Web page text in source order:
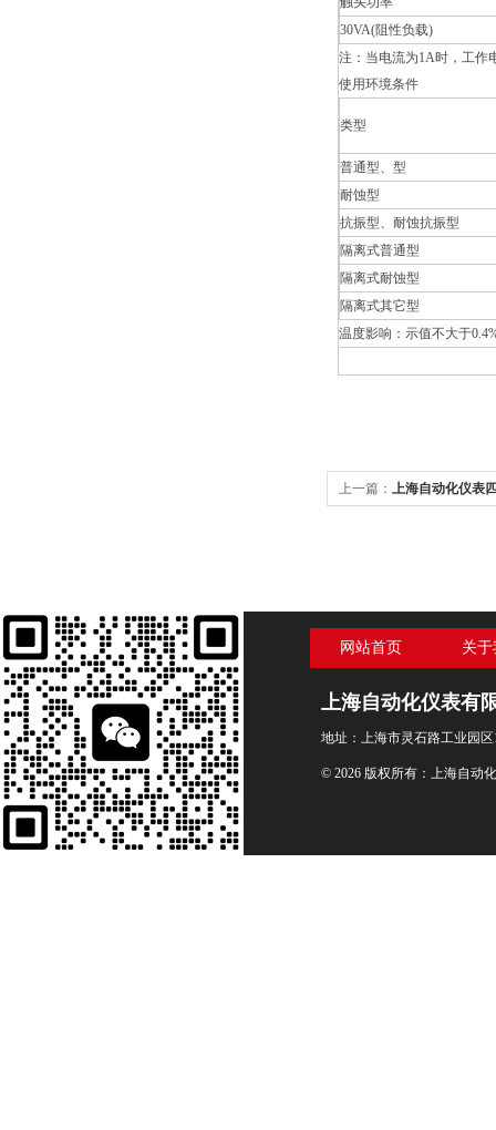
30VA(阻性负载)
注：当电流为1A时，工作
使用环境条件
类型
普通型、型
耐蚀型
抗振型、耐蚀抗振型
隔离式普通型
隔离式耐蚀型
隔离式其它型
温度影响：示值不大于
上一篇： 上海自动化仪表
网站首页 关
上海自动化仪表有
地址：上海市灵石路工业园区
© 2026 版权所有：上海自动